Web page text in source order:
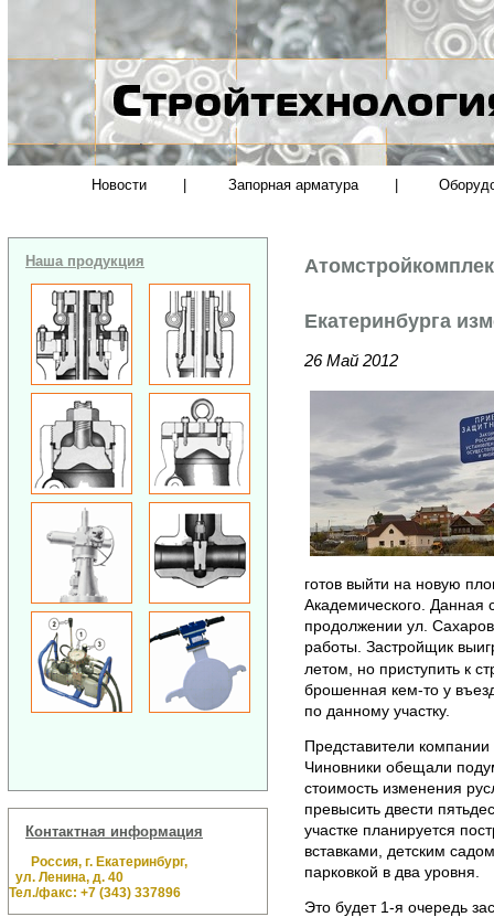
Новости Запорная арматура
Наша продукция
Контактная информация
Россия, г. Екатеринбург,
ул. Ленина, д. 40
Тел./факс: +7 (343) 337896
Екатеринбурга
26 Май 2012
готов выйти на новую
Академического. Данная
продолжении ул.
работы. Застройщик
летом, но приступить к
брошенная кем-то у
по данному участку.
Представители
Чиновники обещали
стоимость изменения
превысить двести
участке планируется
вставками, детским
парковкой в два уровня.
Это будет 1-я очередь